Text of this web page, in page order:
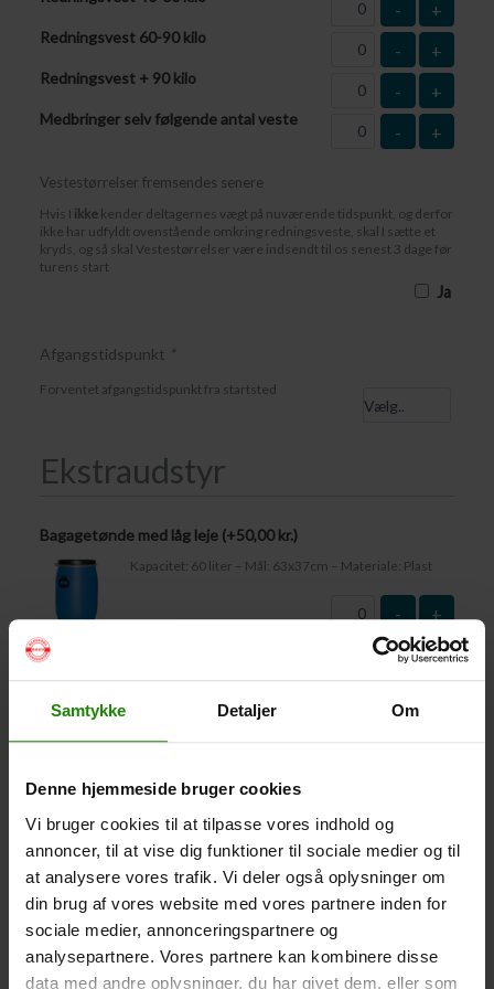
Samtykke Detaljer Om
Denne hjemmeside bruger cookies
Vi bruger cookies til at tilpasse vores indhold og
annoncer, til at vise dig funktioner til sociale medier og til
at analysere vores trafik. Vi deler også oplysninger om
din brug af vores website med vores partnere inden for
sociale medier, annonceringspartnere og
analysepartnere. Vores partnere kan kombinere disse
data med andre oplysninger, du har givet dem, eller som
- +
Redningsvest 60-90 kilo
- +
Redningsvest + 90 kilo
- +
Medbringer selv følgende antal veste
- +
Vestestørrelser fremsendes senere
Hvis I ikke kender deltagernes vægt på nuværende tidspunkt, og derfor
ikke har udfyldt ovenstående omkring redningsveste, skal I sætte et
kryds, og så skal Vestestørrelser være indsendt til os senest 3 dage før
turens start
Ja
Afgangstidspunkt *
Forventet afgangstidspunkt fra startsted
Ekstraudstyr
Bagagetønde med låg leje (+50,00kr.)
Kapacitet: 60 liter – Mål: 63x37cm – Materiale: Plast
- +
Volumen: 36 liter – Størrelse: 30x30x61cm. –
Materiale: -100% Polyester
Vandtæt Pakpose Small (+75,00 kr.)
Volume: 6 liter – Størrelse: 18x18x35cm. – Materiale:
100% Polyester
Vandtæt Smartphone Etui (+ 60,00